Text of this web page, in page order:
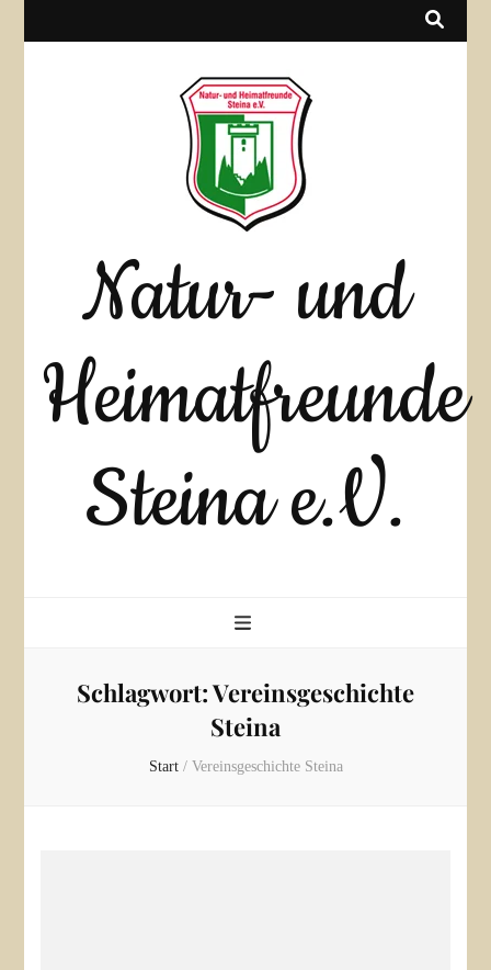
Natur- und
Heimatfreunde
Steina e.V.
Schlagwort:Vereinsgeschichte
Steina
Start / Vereinsgeschichte Steina